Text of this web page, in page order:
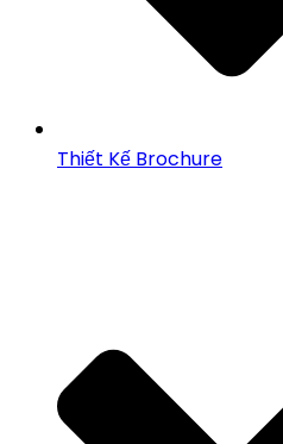
Thiết Kế Brochure